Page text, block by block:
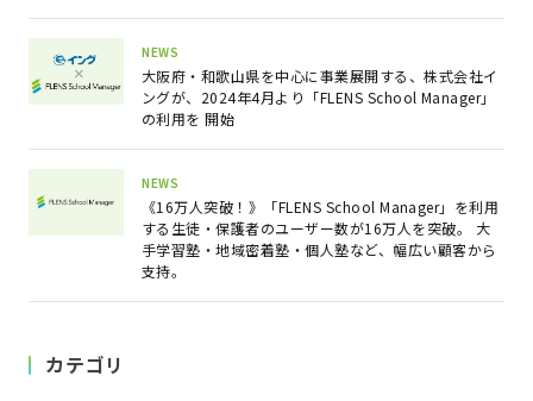
NEWS
大阪府・和歌山県を中心に事業展開する、株式会社イ
ングが、2024年4月より「FLENS School Manager」
の利用を 開始
NEWS
《16万人突破！》「FLENS School Manager」を利用
する生徒・保護者のユーザー数が16万人を突破。 大
手学習塾・地域密着塾・個人塾など、幅広い顧客から
支持。
カテゴリ